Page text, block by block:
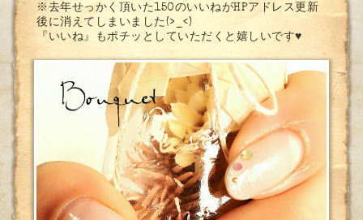
※去年せっかく頂いた150のいいねがHPアドレス更新
後に消えてしまいました(>_<)
『いいね』もポチッとしていただくと嬉しいです♥